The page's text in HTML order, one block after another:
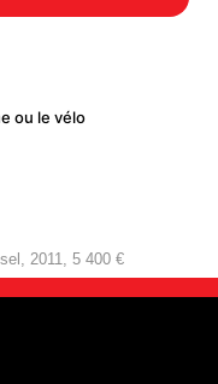
ou le vélo
2011, 5 400 €